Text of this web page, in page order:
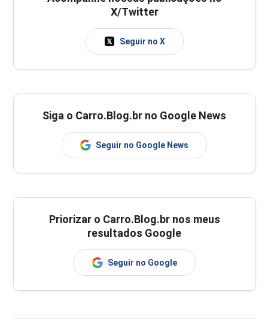
X/Twitter
Seguir no X
Siga o Carro.Blog.br no Google News
Seguir no Google News
Priorizar o Carro.Blog.br nos meus
resultados Google
Seguir no Google